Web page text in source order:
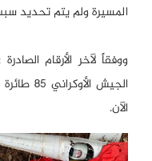
المسيرة ولم يتم تحديد
ووفقاً لآخر الأرقام
الجيش
الآن.